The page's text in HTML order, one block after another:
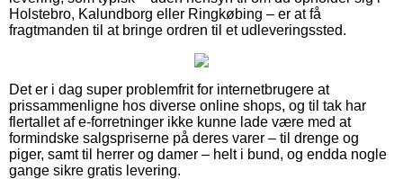
Holstebro, Kalundborg eller Ringkøbing – er at få
fragtmanden til at bringe ordren til et udleveringssted.
Det er i dag super problemfrit for internetbrugere at
prissammenligne hos diverse online shops, og til tak har
flertallet af e-forretninger ikke kunne lade være med at
formindske salgspriserne på deres varer – til drenge og
piger, samt til herrer og damer – helt i bund, og endda nogle
gange sikre gratis levering.